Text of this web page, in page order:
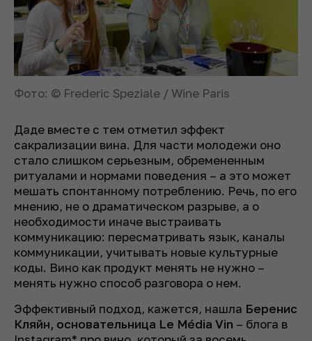
Фото: © Frederic Speziale / Wine Paris
Даде вместе с тем отметил эффект
сакрализации вина. Для части молодежи оно
стало слишком серьезным, обремененным
ритуалами и нормами поведения – а это может
мешать спонтанному потреблению. Речь, по его
мнению, не о драматическом разрыве, а о
необходимости иначе выстраивать
коммуникацию: пересматривать язык, каналы
коммуникации, учитывать новые культурные
коды. Вино как продукт менять не нужно –
менять нужно способ разговора о нем.
Эффективный подход, кажется, нашла Беренис
Кляйн, основательница Le Média Vin – блога в